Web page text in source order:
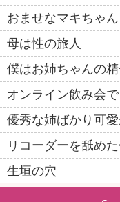
おませなマキちゃ
母は性の旅人
僕はお姉ちゃんの
オンライン飲み会で
優秀な姉ばかり可
リコーダーを舐め
生垣の穴